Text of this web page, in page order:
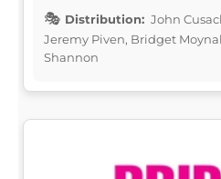
Distribution: John
Jeremy Piven, Bridget
Shannon